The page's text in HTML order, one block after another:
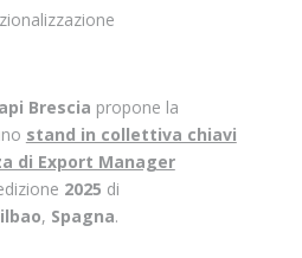
Brescia propone la
stand in collettiva chiavi
di Export Manager
2025 di
, Spagna.